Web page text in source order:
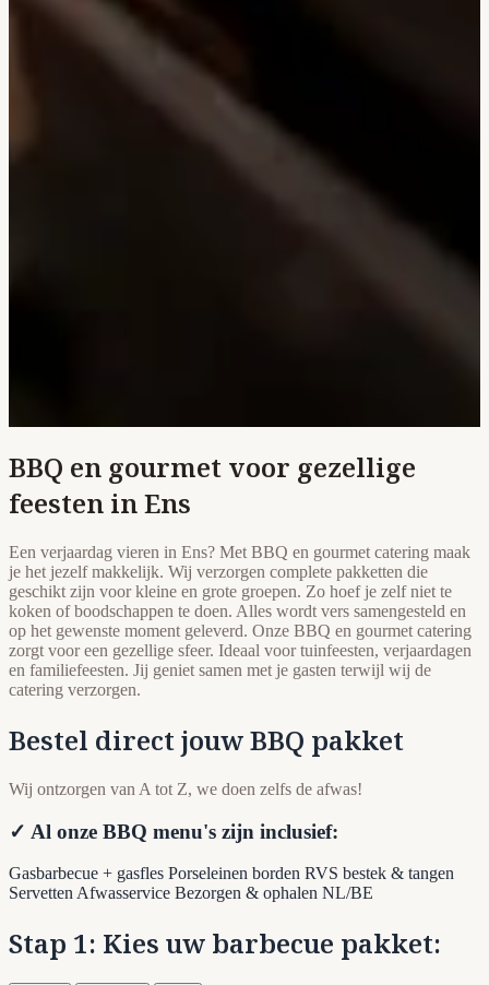
BBQ en gourmet voor gezellige
feesten in Ens
Een verjaardag vieren in Ens? Met BBQ en gourmet catering maak
je het jezelf makkelijk. Wij verzorgen complete pakketten die
geschikt zijn voor kleine en grote groepen. Zo hoef je zelf niet te
koken of boodschappen te doen. Alles wordt vers samengesteld en
op het gewenste moment geleverd. Onze BBQ en gourmet catering
zorgt voor een gezellige sfeer. Ideaal voor tuinfeesten, verjaardagen
en familiefeesten. Jij geniet samen met je gasten terwijl wij de
catering verzorgen.
Bestel direct jouw BBQ pakket
Wij ontzorgen van A tot Z, we doen zelfs de afwas!
✓ Al onze BBQ menu's zijn inclusief:
Gasbarbecue + gasfles Porseleinen borden RVS bestek & tangen
Servetten Afwasservice Bezorgen & ophalen NL/BE
Stap 1: Kies uw barbecue pakket: